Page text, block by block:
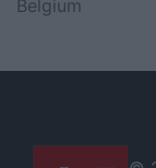
Belgium